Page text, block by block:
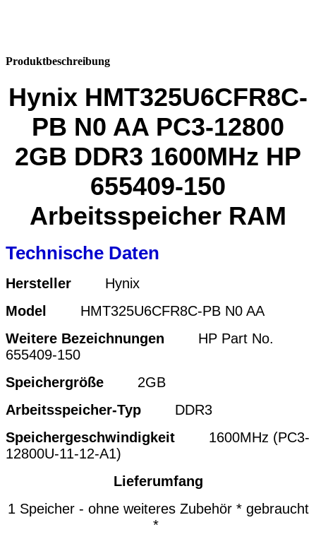
Produktbeschreibung
Hynix HMT325U6CFR8C-
PB N0 AA PC3-12800
2GB DDR3 1600MHz HP
655409-150
Arbeitsspeicher RAM
Technische Daten
Hersteller
Hynix
Model
HMT325U6CFR8C-PB N0 AA
Weitere Bezeichnungen
HP Part No.
655409-150
Speichergröße 2GB
Arbeitsspeicher-Typ
DDR3
Speichergeschwindigkeit
1600MHz (PC3-
12800U-11-12-A1)
Lieferumfang
1 Speicher - ohne weiteres Zubehör * gebraucht
*